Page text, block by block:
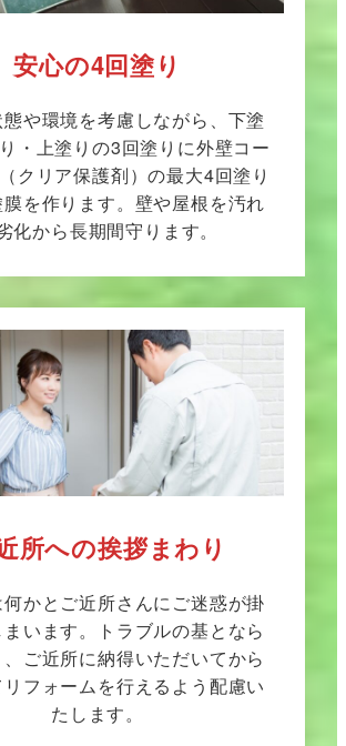
安心の4回塗り
や環境を考慮しながら、下塗
・上塗りの3回塗りに外壁コー
クリア保護剤）の最大4回塗り
を作ります。壁や屋根を汚れ
化から長期間守ります。
所への挨拶まわり
かとご近所さんにご迷惑が掛
います。トラブルの基となら
ご近所に納得いただいてから
フォームを行えるよう配慮い
たします。